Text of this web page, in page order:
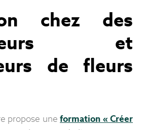
chez des
et
de fleurs
propose une formation « Créer